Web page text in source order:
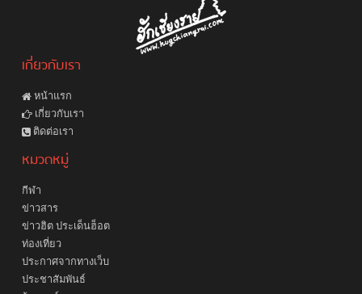
เกี่ยวกับเรา
หน้าแรก
เกี่ยวกับเรา
ติดต่อเรา
หมวดหมู่
กีฬา
ข่าวสาร
ข่าวฮิต ประเด็นฮ็อต
ท่องเที่ยว
ประกาศจากทางเว็บ
ประชาสัมพันธ์